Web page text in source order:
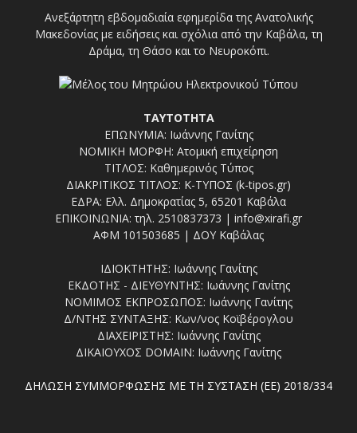
Ανεξάρτητη εβδομαδιαία εφημερίδα της Ανατολικής
Μακεδονίας με ειδήσεις και σχόλια από την Καβάλα, τη
Δράμα, τη Θάσο και το Νευροκόπι.
ΤΑΥΤΟΤΗΤΑ
ΕΠΩΝΥΜΙΑ: Ιωάννης Γανίτης
ΝΟΜΙΚΗ ΜΟΡΦΗ: Ατομική επιχείρηση
ΤΙΤΛΟΣ: Καθημερινός Τύπος
ΔΙΑΚΡΙΤΙΚΟΣ ΤΙΤΛΟΣ: Κ-ΤΥΠΟΣ (k-tipos.gr)
ΕΔΡΑ: Ελλ. Δημοκρατίας 5, 65201 Καβάλα
ΕΠΙΚΟΙΝΩΝΙΑ: τηλ. 2510837373 | info@xirafi.gr
ΑΦΜ 101503685 | ΔΟΥ Καβάλας
ΙΔΙΟΚΤΗΤΗΣ: Ιωάννης Γανίτης
ΕΚΔΟΤΗΣ - ΔΙΕΥΘΥΝΤΗΣ: Ιωάννης Γανίτης
ΝΟΜΙΜΟΣ ΕΚΠΡΟΣΩΠΟΣ: Ιωάννης Γανίτης
Δ/ΝΤΗΣ ΣΥΝΤΑΞΗΣ: Κων/νος Κοϊβέρογλου
ΔΙΑΧΕΙΡΙΣΤΗΣ: Ιωάννης Γανίτης
ΔΙΚΑΙΟΥΧΟΣ DOMAIN: Ιωάννης Γανίτης
ΔΗΛΩΣΗ ΣΥΜΜΟΡΦΩΣΗΣ ΜΕ ΤΗ ΣΥΣΤΑΣΗ (ΕΕ) 2018/334